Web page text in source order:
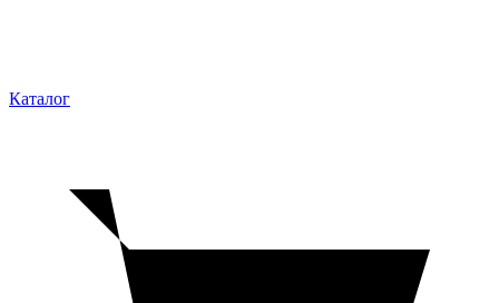
Каталог